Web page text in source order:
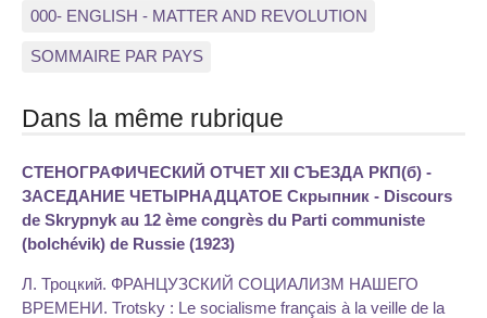
000- ENGLISH - MATTER AND REVOLUTION
SOMMAIRE PAR PAYS
Dans la même rubrique
СТЕНОГРАФИЧЕСКИЙ ОТЧЕТ XII СЪЕЗДА РКП(б) -
ЗАСЕДАНИЕ ЧЕТЫРНАДЦАТОЕ Скрыпник - Discours
de Skrypnyk au 12 ème congrès du Parti communiste
(bolchévik) de Russie (1923)
Л. Троцкий. ФРАНЦУЗСКИЙ СОЦИАЛИЗМ НАШЕГО
ВРЕМЕНИ. Trotsky : Le socialisme français à la veille de la